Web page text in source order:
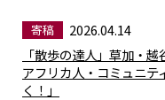
寄稿
2026.04.14
「散歩の達人」草加・
アフリカ人・コミュニ
く！」